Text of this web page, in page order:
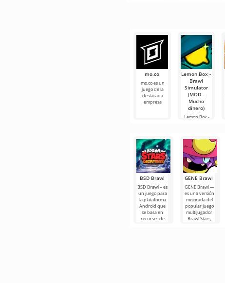
mo.co
mo.co es un
juego de la
destacada
empresa
Lemon Box -
Brawl
Simulator
(MOD -
Mucho
dinero)
Lemon Box -
BSD Brawl
BSD Brawl – es
un juego para
la plataforma
Android que
se basa en
recursos de
GENE Brawl
GENE Brawl —
es una versión
mejorada del
popular juego
multijugador
Brawl Stars,